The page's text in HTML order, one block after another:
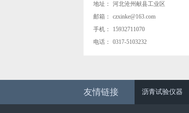
地址：
河北沧州献县工业区
邮箱：
czxinke@163.com
手机：
15932711070
电话：
0317-5103232
友情链接 沥青试验仪器